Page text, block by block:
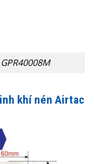
khí nén Airtac